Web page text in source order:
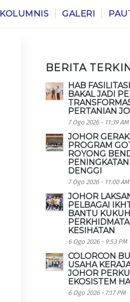
KOLUMNIS GALERI
BERITA
HAB
BAKAL JADI
PERTANIAN
7 Ogo 2026 - 11:39 AM
JOHOR
PROGRAM
ROYONG
DENGGI
7 Ogo 2026 - 11:00 AM
JOHOR
PELBAGAI
BANTU
KESIHATAN
6 Ogo 2026 - 9:53 PM
COLORCON
USAHA
JOHOR
EKOSISTEM
6 Ogo 2026 - 7:17 PM